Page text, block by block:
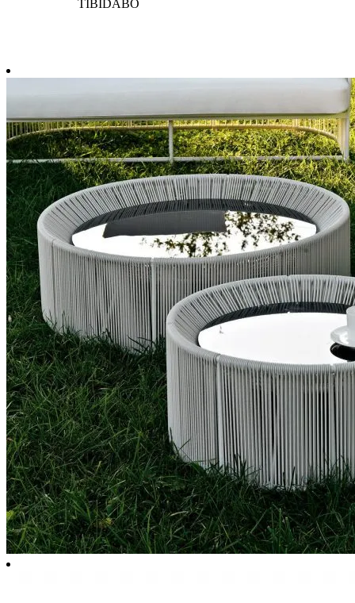
TIBIDABO